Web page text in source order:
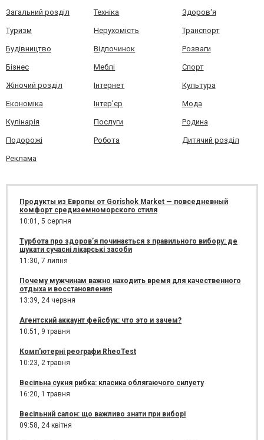
Загальний розділ Техніка Здоров'я
Туризм Нерухомість Транспорт
Будівництво Відпочинок Розваги
Бізнес Меблі Спорт
Жіночий розділ Інтернет Культура
Економіка Інтер'єр Мода
Кулінарія Послуги Родина
Подорожі Робота Дитячий розділ
Реклама
Продукты из Европы от Gorishok Market — повседневный
комфорт средиземноморского стиля
10:01, 5 серпня
Турбота про здоров’я починається з правильного вибору: де
шукати сучасні лікарські засоби
11:30, 7 липня
Почему мужчинам важно находить время для качественного
отдыха и восстановления
13:39, 24 червня
Агентский аккаунт фейсбук: что это и зачем?
10:51, 9 травня
Комп'ютерні реографи RheoTest
10:23, 2 травня
Весільна сукня рибка: класика облягаючого силуету
16:20, 1 травня
Весільний салон: що важливо знати при виборі
09:58, 24 квітня